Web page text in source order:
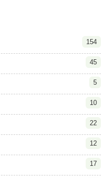
154
45
5
10
22
12
17